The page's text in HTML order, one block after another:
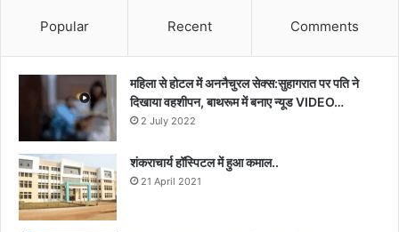
Popular Recent Comments
महिला से होटल में अननैचुरल सेक्स:सुहागरात पर पति ने
दिखाया वहशीपन, बाथरूम में बनाए न्यूड VIDEO…
2 July 2022
शंकराचार्य हॉस्पिटल में हुआ कमाल..
21 April 2021